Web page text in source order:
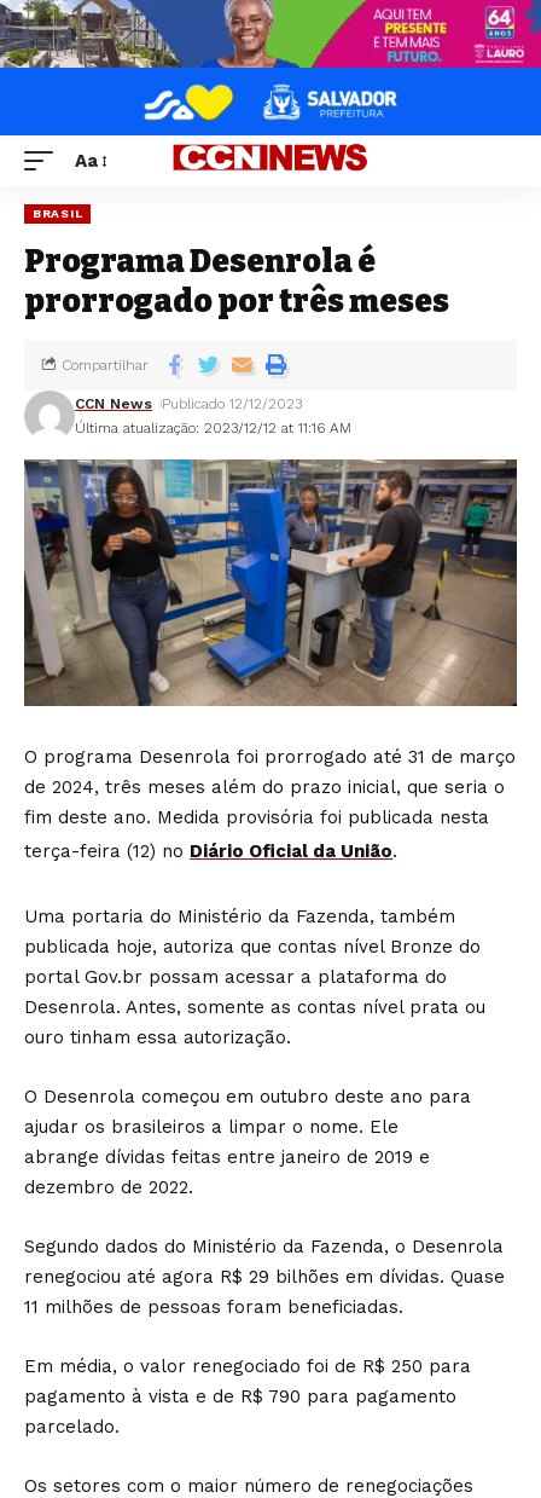
Aa
BRASIL
Programa Desenrola é
prorrogado por três meses
Última atualização: 2023/12/12 at 11:16 AM
CCN News Publicado 12/12/2023
Compartilhar
O programa Desenrola foi prorrogado até 31 de março
de 2024, três meses além do prazo inicial, que seria o
fim deste ano. Medida provisória foi publicada nesta
terça-feira (12) no Diário Oficial da União.
Uma portaria do Ministério da Fazenda, também
publicada hoje, autoriza que contas nível Bronze do
portal Gov.br possam acessar a plataforma do
Desenrola. Antes, somente as contas nível prata ou
ouro tinham essa autorização.
O Desenrola começou em outubro deste ano para
ajudar os brasileiros a limpar o nome. Ele
abrange dívidas feitas entre janeiro de 2019 e
dezembro de 2022.
Segundo dados do Ministério da Fazenda, o Desenrola
renegociou até agora R$ 29 bilhões em dívidas. Quase
11 milhões de pessoas foram beneficiadas.
Em média, o valor renegociado foi de R$ 250 para
pagamento à vista e de R$ 790 para pagamento
parcelado.
Os setores com o maior número de renegociações